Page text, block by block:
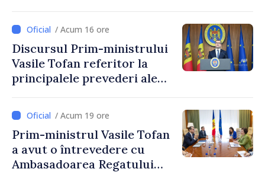
stimularea investițiilor și o
taxare mai echitabilă
/ Acum 16 ore
Discursul Prim-ministrului
Vasile Tofan referitor la
principalele prevederi ale
2027
/ Acum 19 ore
Prim-ministrul Vasile Tofan
a avut o întrevedere cu
Ambasadoarea Regatului